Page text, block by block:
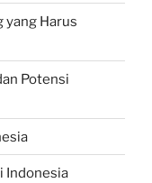
yang Harus
Potensi
Indonesia